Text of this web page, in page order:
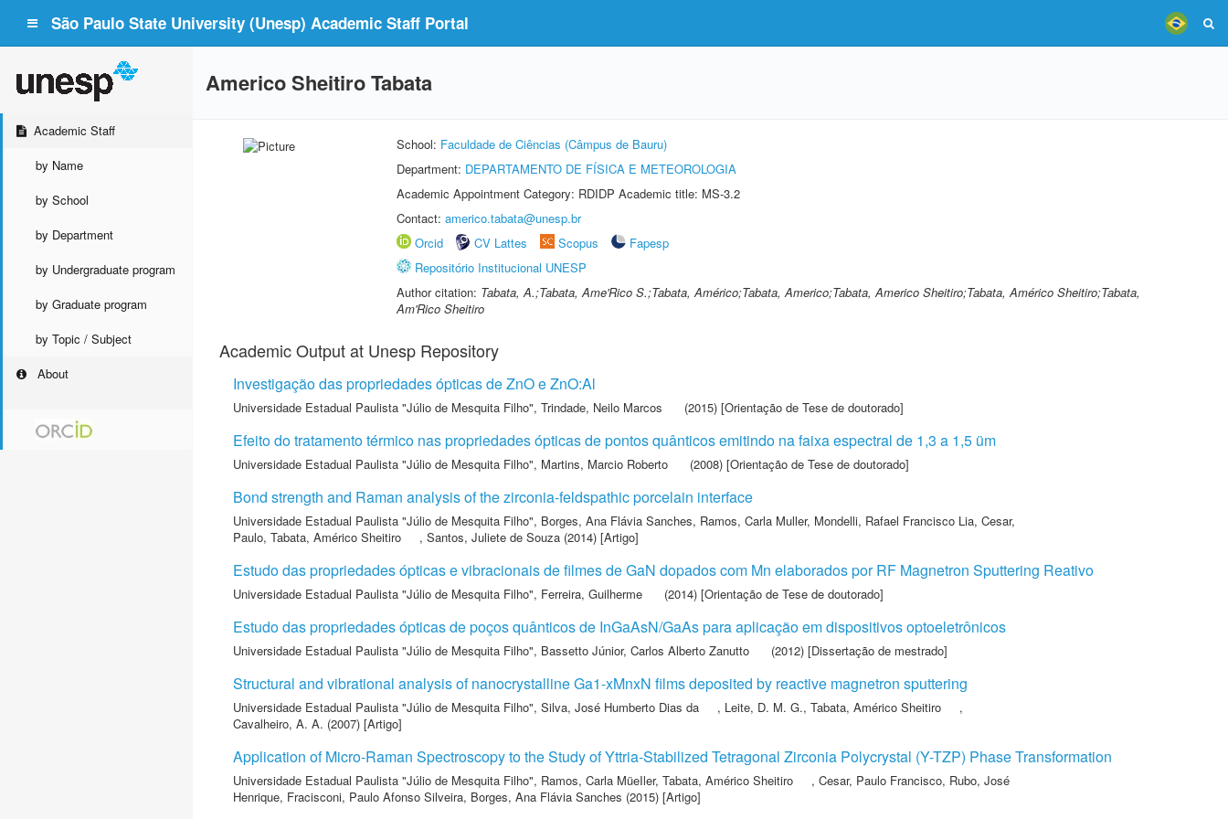
São Paulo State University (Unesp) Academic Staff Portal
Academic Staff
by Name
by School
by Department
by Undergraduate program
by Graduate program
by Topic / Subject
About
Americo Sheitiro Tabata
School: Faculdade de Ciências (Câmpus de Bauru)
Department: DEPARTAMENTO DE FÍSICA E METEOROLOGIA
Academic Appointment Category: RDIDP Academic title: MS-3.2
Contact: americo.tabata@unesp.br
Orcid
CV Lattes Scopus
Fapesp
Repositório Institucional UNESP
Author citation: Tabata, A.;Tabata, Ame'Rico S.;Tabata, Américo;Tabata, Americo;Tabata, Americo Sheitiro;Tabata, Américo Sheitiro;Tabata,
Am'Rico Sheitiro
Academic Output at Unesp Repository
Investigação das propriedades ópticas de ZnO e ZnO:Al
Universidade Estadual Paulista "Júlio de Mesquita Filho", Trindade, Neilo Marcos (2015) [Orientação de Tese de doutorado]
Efeito do tratamento térmico nas propriedades ópticas de pontos quânticos emitindo na faixa espectral de 1,3 a 1,5 üm
Universidade Estadual Paulista "Júlio de Mesquita Filho", Martins, Marcio Roberto (2008) [Orientação de Tese de doutorado]
Bond strength and Raman analysis of the zirconia-feldspathic porcelain interface
Universidade Estadual Paulista "Júlio de Mesquita Filho", Borges, Ana Flávia Sanches, Ramos, Carla Muller, Mondelli, Rafael Francisco Lia, Cesar,
Paulo, Tabata, Américo Sheitiro , Santos, Juliete de Souza (2014) [Artigo]
Estudo das propriedades ópticas e vibracionais de filmes de GaN dopados com Mn elaborados por RF Magnetron Sputtering Reativo
Universidade Estadual Paulista "Júlio de Mesquita Filho", Ferreira, Guilherme (2014) [Orientação de Tese de doutorado]
Estudo das propriedades ópticas de poços quânticos de InGaAsN/GaAs para aplicação em dispositivos optoeletrônicos
Universidade Estadual Paulista "Júlio de Mesquita Filho", Bassetto Júnior, Carlos Alberto Zanutto (2012) [Dissertação de mestrado]
Structural and vibrational analysis of nanocrystalline Ga1-xMnxN films deposited by reactive magnetron sputtering
Universidade Estadual Paulista "Júlio de Mesquita Filho", Silva, José Humberto Dias da , Leite, D. M. G., Tabata, Américo Sheitiro
,
Cavalheiro, A. A. (2007) [Artigo]
Application of Micro-Raman Spectroscopy to the Study of Yttria-Stabilized Tetragonal Zirconia Polycrystal (Y-TZP) Phase Transformation
Universidade Estadual Paulista "Júlio de Mesquita Filho", Ramos, Carla MüeIler, Tabata, Américo Sheitiro , Cesar, Paulo Francisco, Rubo, José
Henrique, Fracisconi, Paulo Afonso Silveira, Borges, Ana Flávia Sanches (2015) [Artigo]